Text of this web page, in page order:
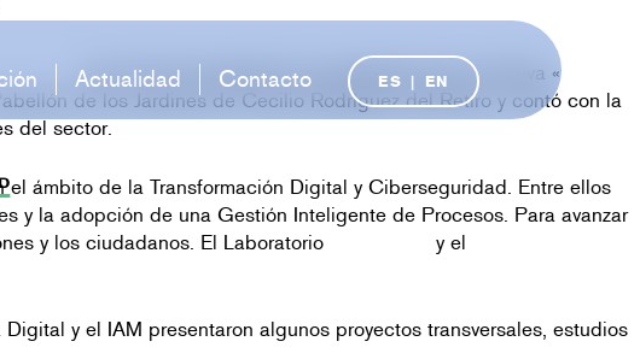
Actualidad Contacto ES | EN
con el fin de presentar los resultados de la iniciativa «
de los Jardines de Cecilio Rodríguez del Retiro y contó con la
del sector.
ámbito de la Transformación Digital y Ciberseguridad. Entre ellos
y la adopción de una Gestión Inteligente de Procesos. Para avanzar
y los ciudadanos. El Laboratorio
y el
y el IAM presentaron algunos proyectos transversales, estudios